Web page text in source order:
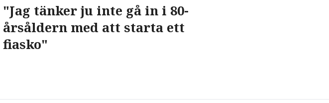
"Jag tänker ju inte gå in i 80-
årsåldern med att starta ett
fiasko"